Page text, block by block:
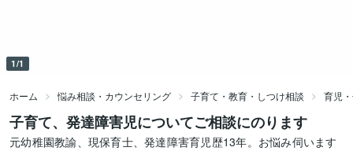
1/1
ホーム 悩み相談・カウンセリング 子育て・教育・しつけ相談 育児
子育て、発達障害児についてご相談にのります
元幼稚園教諭、現保育士、発達障害育児歴13年。お悩み伺います